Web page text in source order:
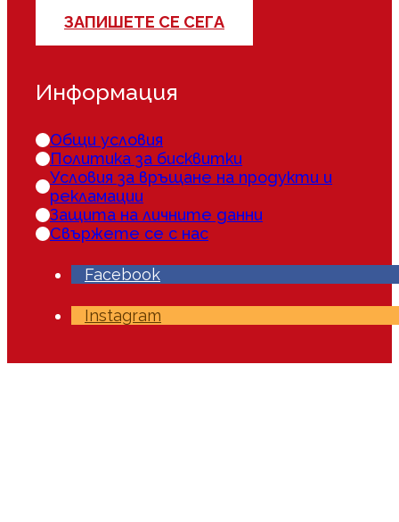
ЗАПИШЕТЕ СЕ СЕГА
Информация
Общи условия
Политика за бисквитки
Условия за връщане на продукти и
рекламации
Защита на личните данни
Свържете се с нас
Facebook
Instagram